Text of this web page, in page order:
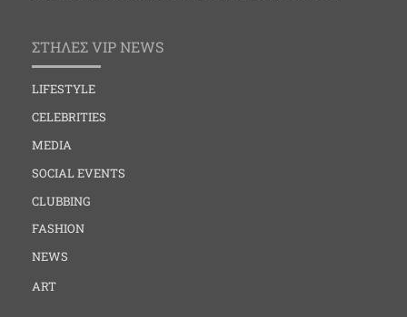
ΣΤΗΛΕΣ VIP NEWS
LIFESTYLE
CELEBRITIES
MEDIA
SOCIAL EVENTS
CLUBBING
FASHION
NEWS
ART